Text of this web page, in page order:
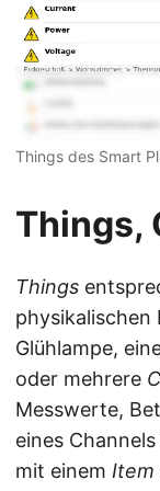
Things des Smart
Things,
Things
physikalischen
Glühlampe,
oder mehrere
Messwerte,
eines
mit einem Item